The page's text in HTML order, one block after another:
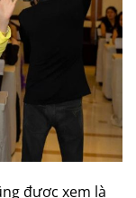
được xem là